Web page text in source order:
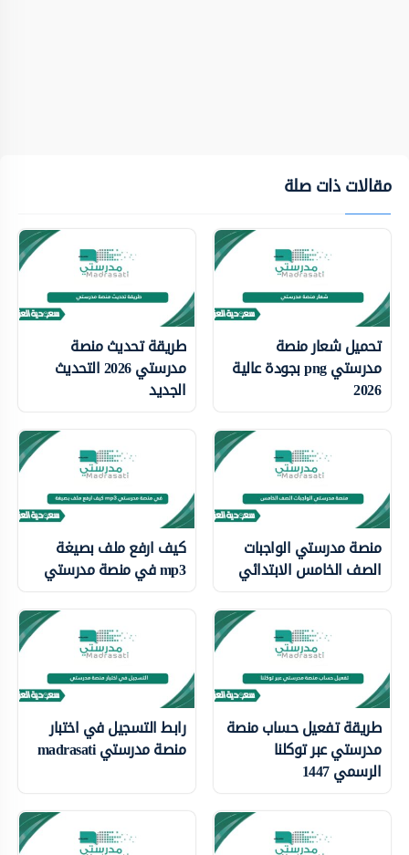
مقالات ذات صلة
تحميل شعار منصة
مدرستي png بجودة عالية
2026
طريقة تحديث منصة
مدرستي 2026 التحديث
الجديد
منصة مدرستي الواجبات
الصف الخامس الابتدائي
كيف ارفع ملف بصيغة
mp3 في منصة مدرستي
طريقة تفعيل حساب منصة
مدرستي عبر توكلنا
الرسمي 1447
رابط التسجيل في اختبار
منصة مدرستي madrasati